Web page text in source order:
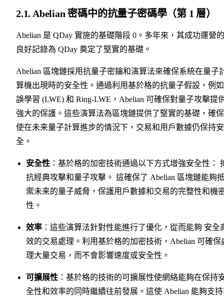
2.1. Abelian 密碼中的抗量子密碼學（第 1 層）
Abelian 是 QDay 實施的基礎階段 0。多年來，其成功運營的
良好記錄為 QDay 奠定了堅實的基礎。
Abelian 區塊鏈採用抗量子密鑰和演算法來確保系統在量子
算機出現時的安全性。通過利用基於格的抗量子假設，例
誤學習 (LWE) 和 Ring-LWE，Abelian 可確保對量子攻擊提
強大的保護。這些演算法為區塊鏈提供了堅實的基礎，確
使在未来量子計算進步的情況下，交易和用戶數據仍保持安
全。
安全性 ：基於格的加密技術通過以下方式增強安全性：
抗經典攻擊和量子攻擊。 這確保了 Abelian 區塊鏈能夠
禦未来的量子威脅，保護用戶數據和交易的完整性和機
性。
效率 ：這些演算法針對性能進行了優化，從而能夠 安全
效的交易處理。利用基於格的加密技術，Abelian 可確保
理大量交易，而不會影響速度或安全性。
可擴展性 ：基於格的技術的可擴展性使網絡能夠在保持
全性和效率的同時繼續往前發展。這使 Abelian 能夠支